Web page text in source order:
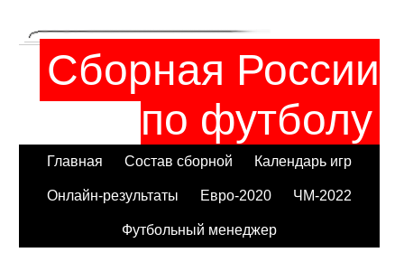
Сборная России
по футболу
Главная Состав сборной Календарь игр
Онлайн-результаты Евро-2020 ЧМ-2022
Футбольный менеджер